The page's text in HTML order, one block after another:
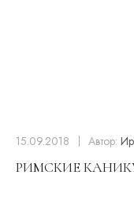
15.09.2018 Автор:
РИМСКИЕ